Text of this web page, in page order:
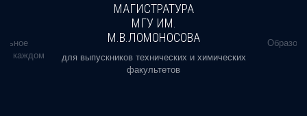
в каждом
МАГИСТРАТУРА
МГУ ИМ.
М.В.ЛОМОНОСОВА
для выпускников технических и химических
факультетов